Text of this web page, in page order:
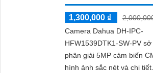
1,300,000 ₫
Camera Dahua DH-IPC-
HFW1539DTK1-SW-PV
phân giải 5MP cảm biến
hình ảnh sắc nét và chi